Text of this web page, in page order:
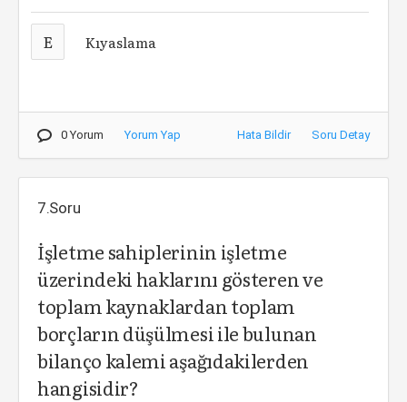
E Kıyaslama
0 Yorum Yorum Yap Hata Bildir Soru Detay
7.Soru
İşletme sahiplerinin işletme
üzerindeki haklarını gösteren ve
toplam kaynaklardan toplam
borçların düşülmesi ile bulunan
bilanço kalemi aşağıdakilerden
hangisidir?